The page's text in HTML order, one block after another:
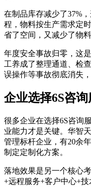
在制品库存减少了37%
程，物料按生产需求定
省了空间，又减少了物
年度安全事故归零，这
工养成了整理通道、检
误操作等事故彻底消失
企业选择6S咨
很多企业在选择6S咨询
业能力才是关键。华智
管理标杆企业，有20余
制定定制化方案。
落地效果是另一个核心
+远程服务+客户中心+